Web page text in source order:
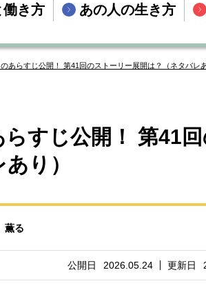
働き方 あの人の生き方
あらすじ公開！ 第41回のストーリー展開は？（ネタバレあ
すじ公開！ 第41
り）
薫る
公開日 2026.05.24 更新日